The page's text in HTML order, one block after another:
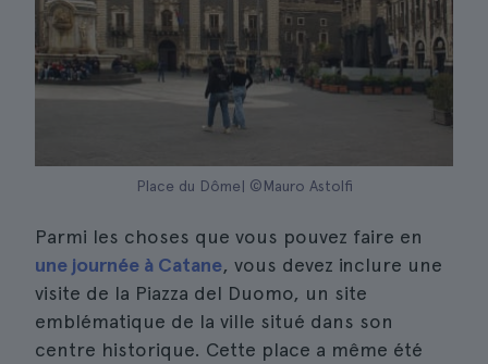
Place du Dôme| ©Mauro Astolfi
Parmi les choses que vous pouvez faire en
une journée à Catane, vous devez inclure une
visite de la Piazza del Duomo, un site
emblématique de la ville situé dans son
centre historique. Cette place a même été